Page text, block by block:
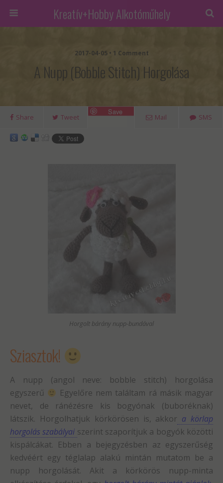
Kreatív+Hobby Alkotóműhely
2017-04-05 • 1 Comment
A Nupp (bobble Stitch) Horgolása
Share Tweet
Save
Mail SMS
Horgolt bárány nupp-bundával
Sziasztok!
A nupp (angol neve: bobble stitch) horgolása
egyszerű
Egyelőre nem találtam rá másik magyar
nevet, de ránézésre kis bogyónak (buboréknak)
látszik. Horgolhatjuk körkörösen is, akkor a körlap
horgolás szabályai szerint szaporítjuk a bogyók közötti
kispálcákat. Ebben a bejegyzésben az egyszerűség
kedvéért egy téglalap alakú mintán mutatom be a
nupp horgolását. Akit a körkörös nupp-minta